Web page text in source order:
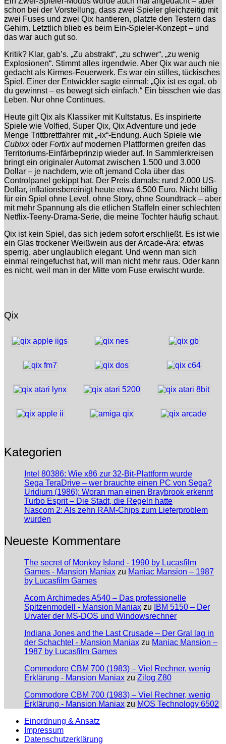
schon bei der Vorstellung, dass zwei Spieler gleichzeitig mit
zwei Fuses und zwei Qix hantieren, platzte den Testern das
Gehirn. Letztlich blieb es beim Ein-Spieler-Konzept – und
das war auch gut so.
Kritik? Klar, gab’s. „Zu abstrakt“, „zu schwer“, „zu wenig
Explosionen“. Stimmt alles irgendwie. Aber Qix war auch nie
gedacht als Kirmes-Feuerwerk. Es war ein stilles, tückisches
Spiel. Einer der Entwickler sagte einmal: „Qix ist es egal, ob
du gewinnst – es bewegt sich einfach.“ Ein bisschen wie das
Leben. Nur ohne Continues.
Heute gilt Qix als Klassiker mit Kultstatus. Es inspirierte
Spiele wie Volfied, Super Qix, Qix Adventure und jede
Menge Trittbrettfahrer mit „-ix“-Endung. Auch Spiele wie
Cubixxoder Fortixauf modernen Plattformen greifen das
Territoriums-Einfärbeprinzip wieder auf. In Sammlerkreisen
bringt ein originaler Automat zwischen 1.500 und 3.000
Dollar – je nachdem, wie oft jemand Cola über das
Controlpanel gekippt hat. Der Preis damals: rund 2.000 US-
Dollar, inflationsbereinigt heute etwa 6.500 Euro. Nicht billig
für ein Spiel ohne Level, ohne Story, ohne Soundtrack – aber
mit mehr Spannung als die etlichen Staffeln einer schlechten
Netflix-Teeny-Drama-Serie, die meine Tochter häufig schaut.
Qix ist kein Spiel, das sich jedem sofort erschließt. Es ist wie
ein Glas trockener Weißwein aus der Arcade-Ära: etwas
sperrig, aber unglaublich elegant. Und wenn man sich
einmal reingefuchst hat, will man nicht mehr raus. Oder kann
es nicht, weil man in der Mitte vom Fuse erwischt wurde.
Qix
Kategorien
Intel 80386: Wie x86 zur 32-Bit-Plattform wurde
Sega TeraDrive – wer brauchte einen PC von Sega?
Uridium (1986): Woran man einen Braybrook erkennt
Turbo Esprit – Die Stadt, die Regeln hatte
Nascom 2: Als zehn RAM-Chips zum Lieferproblem
wurden
Neueste Kommentare
The secret of Monkey Island - 1990 by Lucasfilm
Games - Mansion Maniax zu Maniac Mansion – 1987
by Lucasfilm Games
Acorn Archimedes A540 – Das professionelle
Spitzenmodell - Mansion Maniax zu
IBM 5150 – Der
Urvater der MS-DOS und Windowsrechner
Indiana Jones and the Last Crusade – Der Gral lag in
der Schachtel - Mansion Maniax zu Maniac Mansion –
1987 by Lucasfilm Games
Commodore CBM 700 (1983) – Viel Rechner, wenig
Erklärung - Mansion Maniax zu Zilog Z80
Commodore CBM 700 (1983) – Viel Rechner, wenig
Erklärung - Mansion Maniax zu MOS Technology 6502
Einordnung & Ansatz
Impressum
Datenschutzerklärung